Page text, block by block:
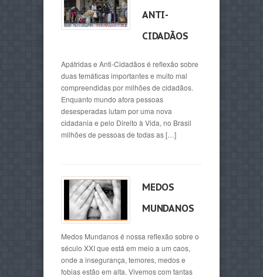
ANTI-
CIDADÃOS
Apátridas e Anti-Cidadãos é reflexão sobre
duas temáticas importantes e muito mal
compreendidas por milhões de cidadãos.
Enquanto mundo afora pessoas
desesperadas lutam por uma nova
cidadania e pelo Direito à Vida, no Brasil
milhões de pessoas de todas as […]
MEDOS
MUNDANOS
Medos Mundanos é nossa reflexão sobre o
século XXI que está em meio a um caos,
onde a insegurança, temores, medos e
fobias estão em alta. Vivemos com tantas